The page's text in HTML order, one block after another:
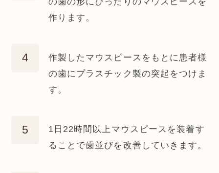
作ります。
作製したマウスピースをもとに患者様
の歯にプラスチック製の突起をつけま
す。
1日22時間以上マウスピースを装着す
ることで歯並びを改善していきます。